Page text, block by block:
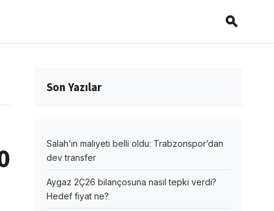
Son Yazılar
Salah’ın maliyeti belli oldu: Trabzonspor’dan
dev transfer
Aygaz 2Ç26 bilançosuna nasıl tepki verdi?
Hedef fiyat ne?